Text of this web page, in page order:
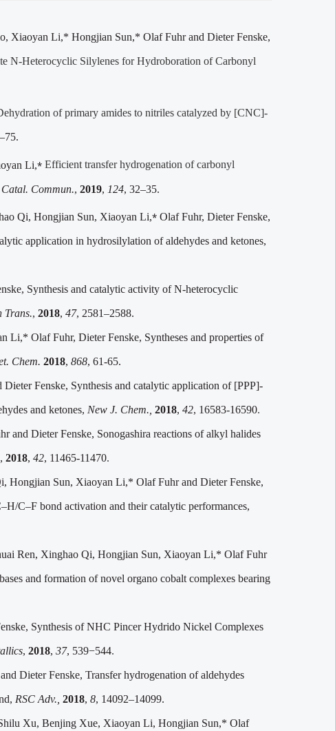
Xiaoyan Li,* Hongjian Sun,* Olaf Fuhr and Dieter Fenske,
N‑Heterocyclic Silylenes for Hydroboration of Carbonyl
of primary amides to nitriles catalyzed by [CNC]-
Li,⁎ Efficient transfer hydrogenation of carbonyl
Catal. Commun., 2019, 124, 32–35.
Qi, Hongjian Sun, Xiaoyan Li,⁎ Olaf Fuhr, Dieter Fenske,
application in hydrosilylation of aldehydes and ketones,
Synthesis and catalytic activity of N-heterocyclic
Trans., 2018, 47, 2581–2588.
Li,* Olaf Fuhr, Dieter Fenske, Syntheses and properties of
Chem. 2018, 868, 61-65.
Fenske, Synthesis and catalytic application of [PPP]-
and ketones, New J. Chem., 2018, 42, 16583-16590.
Dieter Fenske, Sonogashira reactions of alkyl halides
, 2018, 42, 11465-11470.
Hongjian Sun, Xiaoyan Li,* Olaf Fuhr and Dieter Fenske,
C–F bond activation and their catalytic performances,
Ren, Xinghao Qi, Hongjian Sun, Xiaoyan Li,* Olaf Fuhr
and formation of novel organo cobalt complexes bearing
Synthesis of NHC Pincer Hydrido Nickel Complexes
, 2018, 37, 539−544.
Dieter Fenske, Transfer hydrogenation of aldehydes
RSC Adv., 2018, 8, 14092–14099.
Xu, Benjing Xue, Xiaoyan Li, Hongjian Sun,* Olaf